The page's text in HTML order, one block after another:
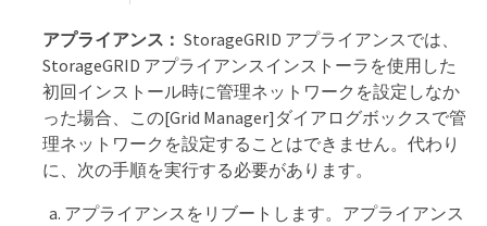
アプライアンス： StorageGRID アプライアンスでは、
StorageGRID アプライアンスインストーラを使用した
初回インストール時に管理ネットワークを設定しなか
った場合、この[Grid Manager]ダイアログボックスで管
理ネットワークを設定することはできません。代わり
に、次の手順を実行する必要があります。
アプライアンスをリブートします。アプライアンス